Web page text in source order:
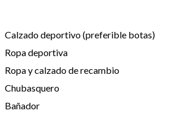
Calzado deportivo (preferible botas)
Ropa deportiva
Ropa y calzado de recambio
Chubasquero
Bañador